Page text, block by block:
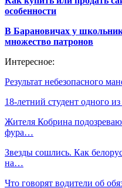
особенности
В Барановичах у
множество патронов
Интересное:
Результат небезопасного
18-летний студент одного
Жителя Кобрина
фура…
Звезды сошлись. Как
на…
Что говорят водители об